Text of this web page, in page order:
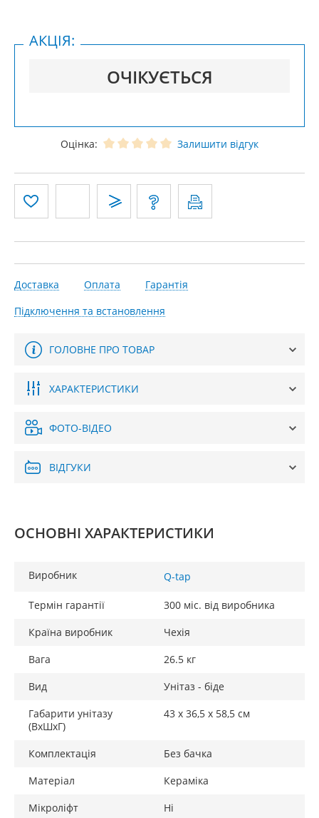
ОЧІКУЄТЬСЯ
АКЦІЯ:
Оцінка: Залишити відгук
Доставка Оплата
Гарантія
Підключення та встановлення
ГОЛОВНЕ ПРО ТОВАР
ХАРАКТЕРИСТИКИ
ФОТО-ВІДЕО
ВІДГУКИ
ОСНОВНІ ХАРАКТЕРИСТИКИ
Виробник Q-tap
Термін гарантії
300 міс. від виробника
Країна виробник
Чехія
Вага
26.5 кг
Вид
Унітаз - біде
Габарити унітазу
(ВхШхГ)
43 х 36,5 х 58,5 см
Комплектація
Без бачка
Матеріал
Кераміка
Мікроліфт
Ні